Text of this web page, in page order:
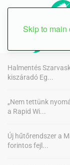
Skip to main
Halmentés
kiszáradó Eg...
„Nem tettünk
a Rapid Wi...
Új hűtőrendszer a
forintos fejl...